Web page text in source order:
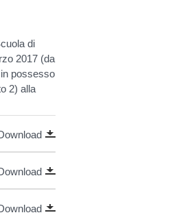
di
2017 (da
possesso
2) alla